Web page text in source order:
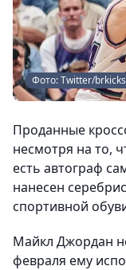
Фото: Twitter/brkicks
Проданные
несмотря на то,
есть автограф
нанесен
спортивной
Майкл Джордан
февраля ему